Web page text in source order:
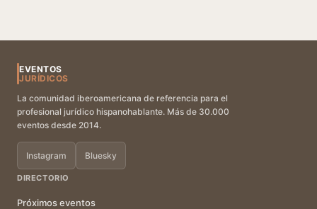
EVENTOS
JURÍDICOS
La comunidad iberoamericana de referencia para el
profesional jurídico hispanohablante. Más de 30.000
eventos desde 2014.
Instagram Bluesky
DIRECTORIO
Próximos eventos